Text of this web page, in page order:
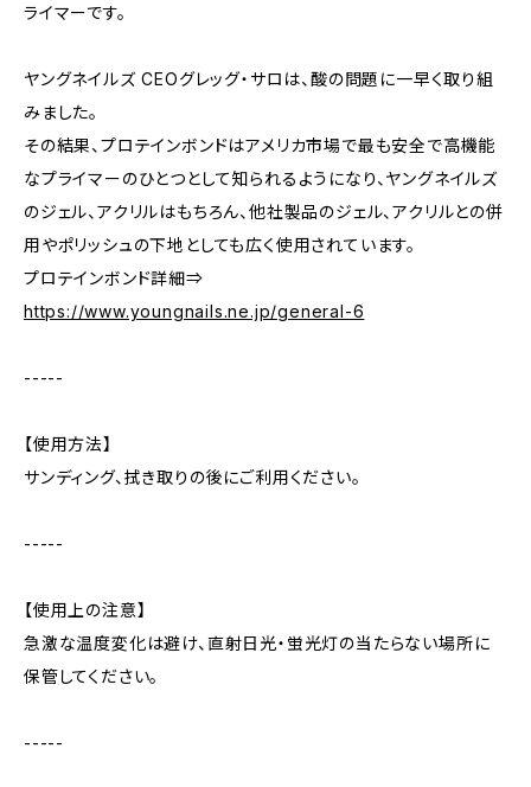
ライマーです。
ヤングネイルズ CEOグレッグ・サロは、酸の問題に一早く取り組
みました。
その結果、プロテインボンドはアメリカ市場で最も安全で高機能
なプライマーのひとつとして知られるようになり、ヤングネイルズ
のジェル、アクリルはもちろん、他社製品のジェル、アクリルとの併
用やポリッシュの下地としても広く使用されています。
プロテインボンド詳細⇒
https://www.youngnails.ne.jp/general-6
-----
【使用方法】
サンディング、拭き取りの後にご利用ください。
-----
【使用上の注意】
急激な温度変化は避け、直射日光・蛍光灯の当たらない場所に
保管してください。
-----